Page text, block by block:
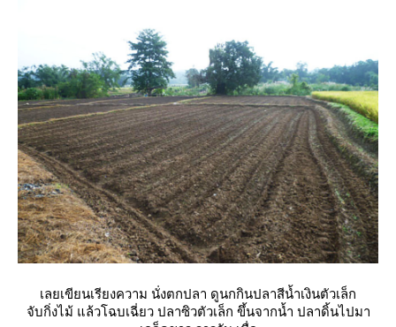
เลยเขียนเรียงความ นั่งตกปลา ดูนกกินปลาสีน้ำเงินตัวเล็ก
จับกิ่งไม้ แล้วโฉบเฉี่ยว ปลาซิวตัวเล็ก ขึ้นจากน้ำ ปลาดิ้นไปมา